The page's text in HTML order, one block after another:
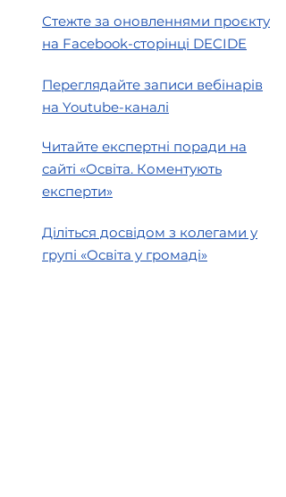
Онлайн-консультація з
експертом
Стежте за оновленнями проєкту
на Facebook-сторінці DECIDE
Переглядайте записи вебінарів
на Youtube-каналі
Читайте експертні поради на
сайті «Освіта. Коментують
експерти»
Діліться досвідом з колегами у
групі «Освіта у громаді»